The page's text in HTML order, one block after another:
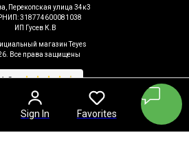
Sign In Favorites
Sign In Favorites
Перекопская улица 34к3
318774600081038
ИП Гусев К.В
магазин Teyes
Все права защищены